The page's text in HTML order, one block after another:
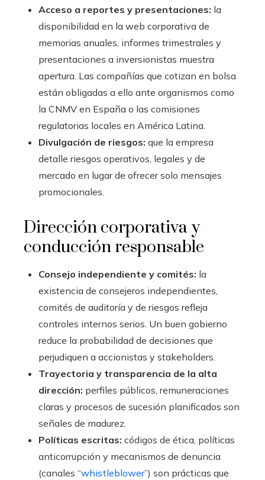
Acceso a reportes y presentaciones: la
disponibilidad en la web corporativa de
memorias anuales, informes trimestrales y
presentaciones a inversionistas muestra
apertura. Las compañías que cotizan en bolsa
están obligadas a ello ante organismos como
la CNMV en España o las comisiones
regulatorias locales en América Latina.
Divulgación de riesgos: que la empresa
detalle riesgos operativos, legales y de
mercado en lugar de ofrecer solo mensajes
promocionales.
Dirección corporativa y
conducción responsable
Consejo independiente y comités: la
existencia de consejeros independientes,
comités de auditoría y de riesgos refleja
controles internos serios. Un buen gobierno
reduce la probabilidad de decisiones que
perjudiquen a accionistas y stakeholders.
Trayectoria y transparencia de la alta
dirección: perfiles públicos, remuneraciones
claras y procesos de sucesión planificados son
señales de madurez.
Políticas escritas: códigos de ética, políticas
anticorrupción y mecanismos de denuncia
(canales “whistleblower”) son prácticas que